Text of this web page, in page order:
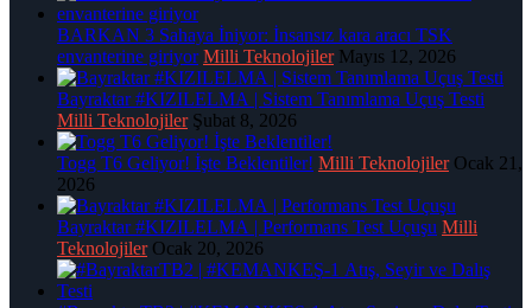
BARKAN 3 Sahaya İniyor: İnsansız kara aracı TSK
envanterine giriyor Milli Teknolojiler Mayıs 12, 2026
Bayraktar #KIZILELMA | Sistem Tanımlama Uçuş Testi
Milli Teknolojiler Şubat 8, 2026
Togg T6 Geliyor! İşte Beklentiler! Milli Teknolojiler Ocak 21,
2026
Bayraktar #KIZILELMA | Performans Test Uçuşu Milli
Teknolojiler Ocak 20, 2026